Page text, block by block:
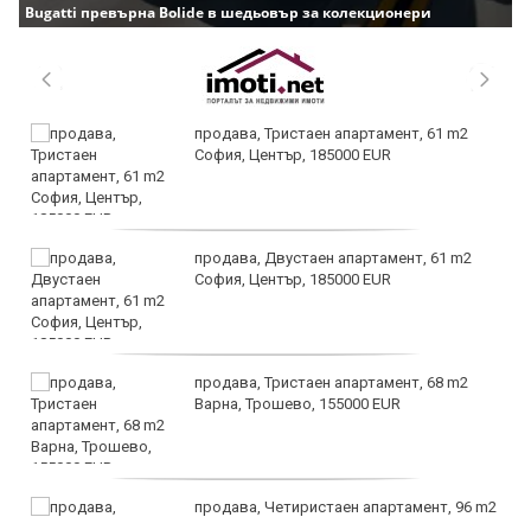
Bugatti превърна Bolide в шедьовър за колекционери
продава, Тристаен апартамент, 61 m2
София, Център, 185000 EUR
продава, Двустаен апартамент, 61 m2
София, Център, 185000 EUR
продава, Тристаен апартамент, 68 m2
Варна, Трошево, 155000 EUR
продава, Четиристаен апартамент, 96 m2